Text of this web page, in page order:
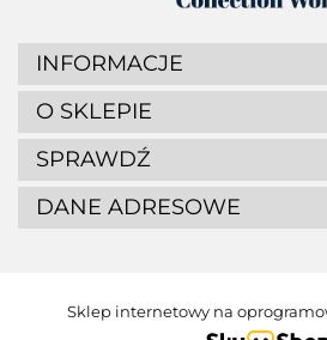
INFORMACJE
O SKLEPIE
SPRAWDŹ
DANE ADRESOWE
Sklep internetowy na